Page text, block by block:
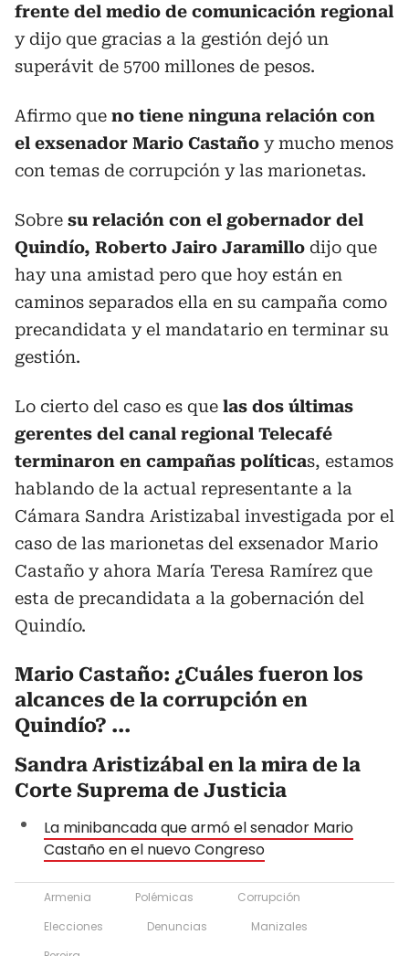
frente del medio de comunicación regional
y dijo que gracias a la gestión dejó un
superávit de 5700 millones de pesos.
Afirmo que no tiene ninguna relación con
el exsenador Mario Castaño y mucho menos
con temas de corrupción y las marionetas.
Sobre su relación con el gobernador del
Quindío, Roberto Jairo Jaramillo dijo que
hay una amistad pero que hoy están en
caminos separados ella en su campaña como
precandidata y el mandatario en terminar su
gestión.
Lo cierto del caso es que las dos últimas
gerentes del canal regional Telecafé
terminaron en campañas políticas, estamos
hablando de la actual representante a la
Cámara Sandra Aristizabal investigada por el
caso de las marionetas del exsenador Mario
Castaño y ahora María Teresa Ramírez que
esta de precandidata a la gobernación del
Quindío.
Mario Castaño: ¿Cuáles fueron los
alcances de la corrupción en
Quindío? ...
Sandra Aristizábal en la mira de la
Corte Suprema de Justicia
La minibancada que armó el senador Mario
Castaño en el nuevo Congreso
Armenia Polémicas
Corrupción
Elecciones
Denuncias
Manizales